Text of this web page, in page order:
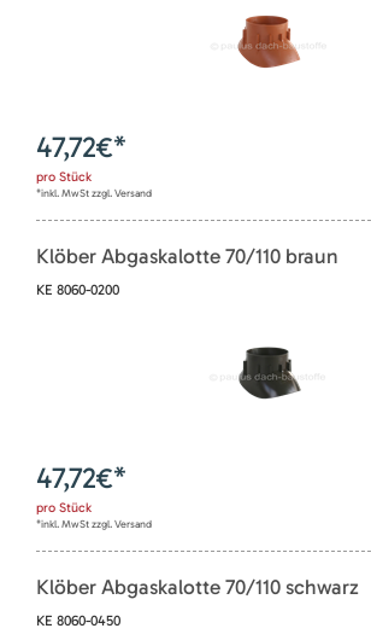
47,72€*
pro Stück
*inkl. MwSt zzgl. Versand
Klöber Abgaskalotte 70/110 braun
KE 8060-0200
47,72€*
pro Stück
*inkl. MwSt zzgl. Versand
Klöber Abgaskalotte 70/110 schwarz
KE 8060-0450